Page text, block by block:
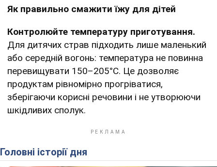
Як правильно смажити їжу для дітей
Контролюйте температуру приготування.
Для дитячих страв підходить лише маленький
або середній вогонь: температура не повинна
перевищувати 150–205°С. Це дозволяє
продуктам рівномірно прогріватися,
зберігаючи корисні речовини і не утворюючи
шкідливих сполук.
Головні історії дня